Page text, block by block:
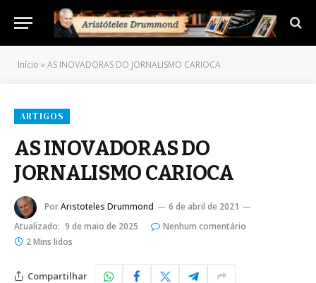
Início »AS INOVADORAS DO JORNALISMO CARIOCA
ARTIGOS
AS INOVADORAS DO
JORNALISMO CARIOCA
PorAristoteles Drummond
6 de abril de 2021
Atualizado: 9 de maio de 2025
Nenhum comentário
2 Mins lidos
Compartilhar